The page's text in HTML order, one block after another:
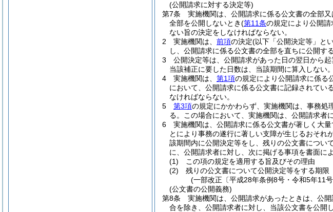
(公開請求に対する決定等)
第7条
実施機関は、公開請求に係る公文書の全部
全部を公開しないとき(第11条の規定により公開
ない旨の決定をしなければならない。
2
実施機関は、 前項の決定(以下「公開決定等」と
し、公開請求に係る公文書の全部を直ちに公開す
3
公開決定等は、公開請求があった日の翌日から
当該補正に要した日数は、当該期間に算入しない。
4
実施機関は、 第1項の規定により公開請求に係る
において、公開請求に係る公文書に記録されてい
なければならない。
5
第3項の規定にかかわらず、実施機関は、事務処
る。
この場合において、実施機関は、公開請求者
6
実施機関は、公開請求に係る公文書が著しく大
とにより事務の遂行に著しい支障が生じるおそれ
該期間内に公開決定等をし、残りの公文書につい
に、公開請求者に対し、次に掲げる事項を書面に
(1)
この項の規定を適用する旨及びその理由
(2)
残りの公文書について公開決定等をする期限
(一部改正〔平成28年条例8号・令和5年11
(公文書の公開義務)
第8条
実施機関は、公開請求があったときは、公
合を除き、公開請求者に対し、当該公文書を公開